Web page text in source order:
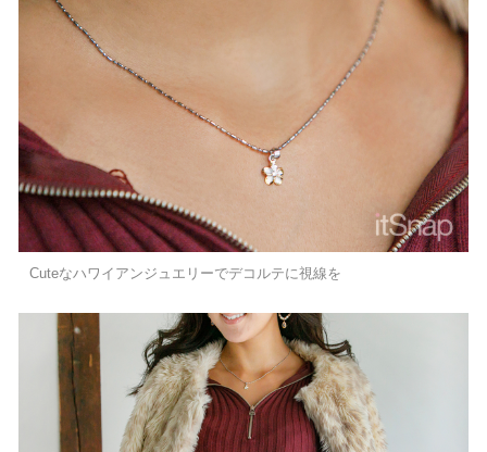
Cuteなハワイアンジュエリーでデコルテに視線を